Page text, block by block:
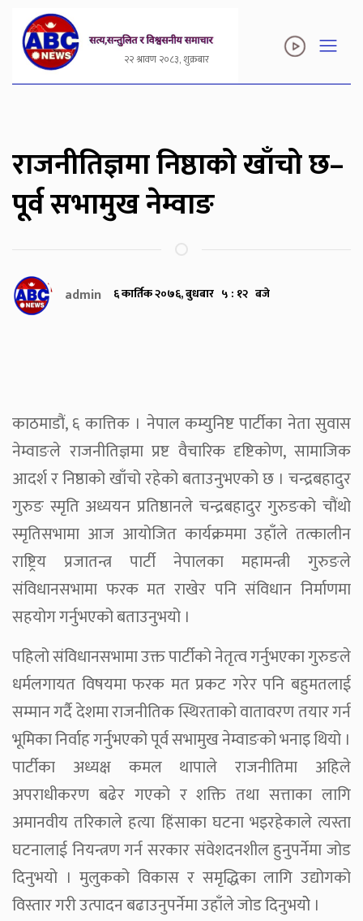
२२ श्रावण २०८३, शुक्रबार
राजनीतिज्ञमा निष्ठाको खाँचो छ–
पूर्व सभामुख नेम्वाङ
admin ६ कार्तिक २०७६, बुधबार ५ : १२ बजे
काठमाडौं, ६ कात्तिक । नेपाल कम्युनिष्ट पार्टीका नेता सुवास
नेम्वाङले राजनीतिज्ञमा प्रष्ट वैचारिक दृष्टिकोण, सामाजिक
आदर्श र निष्ठाको खाँचो रहेको बताउनुभएको छ । चन्द्रबहादुर
गुरुङ स्मृति अध्ययन प्रतिष्ठानले चन्द्रबहादुर गुरुङको चौंथो
स्मृतिसभामा आज आयोजित कार्यक्रममा उहाँले तत्कालीन
राष्ट्रिय प्रजातन्त्र पार्टी नेपालका महामन्त्री गुरुङले
संविधानसभामा फरक मत राखेर पनि संविधान निर्माणमा
सहयोग गर्नुभएको बताउनुभयो ।
पहिलो संविधानसभामा उक्त पार्टीको नेतृत्व गर्नुभएका गुरुङले
धर्मलगायत विषयमा फरक मत प्रकट गरेर पनि बहुमतलाई
सम्मान गर्दै देशमा राजनीतिक स्थिरताको वातावरण तयार गर्न
भूमिका निर्वाह गर्नुभएको पूर्व सभामुख नेम्वाङको भनाइ थियो ।
पार्टीका अध्यक्ष कमल थापाले राजनीतिमा अहिले
अपराधीकरण बढेर गएको र शक्ति तथा सत्ताका लागि
अमानवीय तरिकाले हत्या हिंसाका घटना भइरहेकाले त्यस्ता
घटनालाई नियन्त्रण गर्न सरकार संवेशदनशील हुनुपर्नेमा जोड
दिनुभयो । मुलुकको विकास र समृद्धिका लागि उद्योगको
विस्तार गरी उत्पादन बढाउनुपर्नेमा उहाँले जोड दिनुभयोे ।